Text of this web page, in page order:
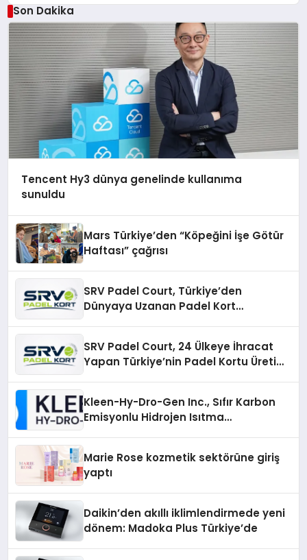
Son Dakika
Tencent Hy3 dünya genelinde kullanıma
sunuldu
Mars Türkiye’den “Köpeğini İşe Götür
Haftası” çağrısı
SRV Padel Court, Türkiye’den
Dünyaya Uzanan Padel Kort
SRV Padel Court, 24 Ülkeye İhracat
Yapan Türkiye’nin Padel Kortu Üretim
Kleen-Hy-Dro-Gen Inc., Sıfır Karbon
Emisyonlu Hidrojen Isıtma
Marie Rose kozmetik sektörüne giriş
yaptı
Daikin’den akıllı iklimlendirmede yeni
dönem: Madoka Plus Türkiye’de